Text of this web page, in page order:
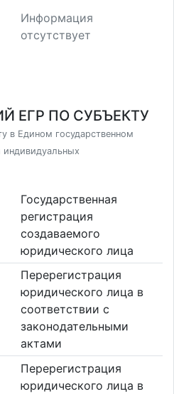
Информация
отсутствует
ЕГР ПО СУБЪЕКТУ
в Едином государственном
индивидуальных
Государственная
регистрация
создаваемого
юридического лица
Перерегистрация
юридического лица в
соответствии с
законодательными
актами
Перерегистрация
юридического лица в